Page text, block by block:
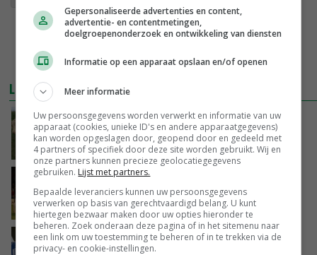
LEES OOK
Schmallenberg-virus duikt op in België
02-05-2016
Couperus verliest kort geding Danillo
23-07-2014
'Gevaren Q-koorts niet in hokje te plaatsen'
Gepersonaliseerde advertenties en content,
advertentie- en contentmetingen,
doelgroepenonderzoek en ontwikkeling van diensten
Informatie op een apparaat opslaan en/of openen
Meer informatie
Uw persoonsgegevens worden verwerkt en informatie van uw
apparaat (cookies, unieke ID's en andere apparaatgegevens)
kan worden opgeslagen door, geopend door en gedeeld met
4 partners of specifiek door deze site worden gebruikt. Wij en
onze partners kunnen precieze geolocatiegegevens
gebruiken. Lijst met partners.
Bepaalde leveranciers kunnen uw persoonsgegevens
verwerken op basis van gerechtvaardigd belang. U kunt
hiertegen bezwaar maken door uw opties hieronder te
beheren. Zoek onderaan deze pagina of in het sitemenu naar
een link om uw toestemming te beheren of in te trekken via de
privacy- en cookie-instellingen.